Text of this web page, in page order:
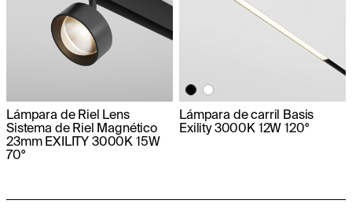
Lámpara de Riel Lens
Sistema de Riel Magnético
23mm EXILITY 3000K 15W
70°
Lámpara de carril Basis
Exility 3000K 12W 120°